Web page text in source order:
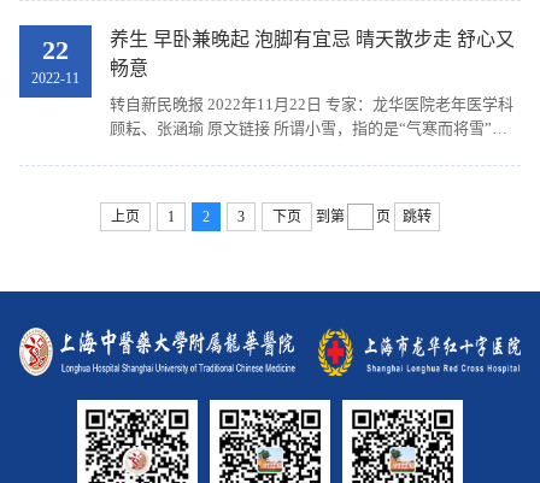
22
2022-11
养生 早卧兼晚起 泡脚有宜忌 晴天散步走 舒心又
畅意
转自新民晚报 2022年11月22日 专家：龙华医院老年医学科
顾耘、张涵瑜 原文链接 所谓小雪，指的是“气寒而将雪”。
上页 1 2 3 下页 到第 页 跳转